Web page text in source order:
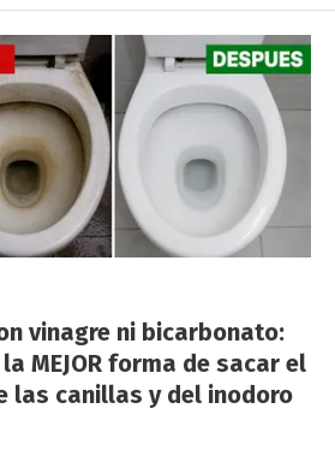
vinagre ni bicarbonato:
MEJOR forma de sacar el
las canillas y del inodoro